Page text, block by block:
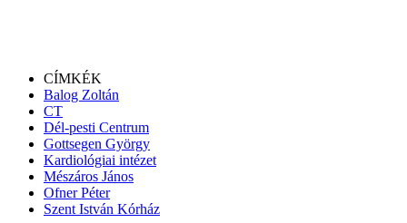
CÍMKÉK
Balog Zoltán
CT
Dél-pesti Centrum
Gottsegen György
Kardiológiai intézet
Mészáros János
Ofner Péter
Szent István Kórház